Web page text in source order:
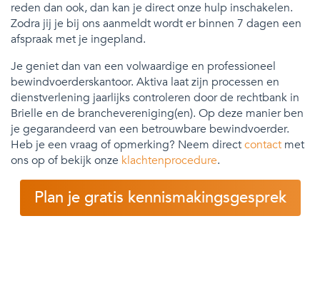
reden dan ook, dan kan je direct onze hulp inschakelen.
Zodra jij je bij ons aanmeldt wordt er binnen 7 dagen een
afspraak met je ingepland.
Je geniet dan van een volwaardige en professioneel
bewindvoerderskantoor. Aktiva laat zijn processen en
dienstverlening jaarlijks controleren door de rechtbank in
Brielle en de branchevereniging(en). Op deze manier ben
je gegarandeerd van een betrouwbare bewindvoerder.
Heb je een vraag of opmerking? Neem directcontact met
ons op of bekijk onze klachtenprocedure.
Plan je gratis kennismakingsgesprek